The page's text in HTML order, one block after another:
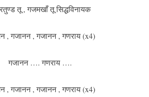
तू , गजमखाँ तू सिद्धविनायक
, गजानन , गजानन , गणराय (x4)
गजानन …. गणराय ….
, गजानन , गजानन , गणराय (x4)